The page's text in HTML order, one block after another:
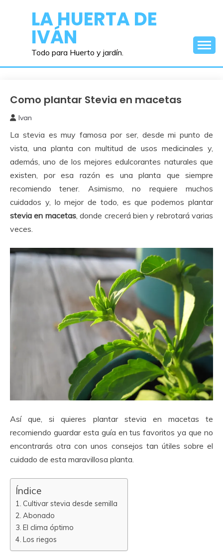
contenidoLA HUERTA DE
IVÁN
Todo para Huerto y jardín.
Huerto
Como plantar Stevia en macetas
octubre,
2017
Ivan
La stevia es muy famosa por ser, desde mi punto de
vista, una planta con multitud de usos medicinales y,
además, uno de los mejores edulcorantes naturales que
existen, por esa razón es una planta que siempre
recomiendo tener. Asimismo, no requiere muchos
cuidados y, lo mejor de todo, es que podemos plantar
stevia en macetas, donde crecerá bien y rebrotará varias
veces.
Así que, si quieres plantar stevia en macetas te
recomiendo guardar esta guía en tus favoritos ya que no
encontrarás otra con unos consejos tan útiles sobre el
cuidado de esta maravillosa planta.
Índice
Cultivar stevia desde semilla
Abonado
El clima óptimo
Los riegos